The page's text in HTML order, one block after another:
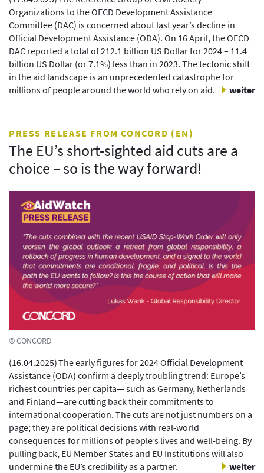
Organizations to the OECD Development Assistance
Committee (DAC) is concerned about last year’s decline in
Official Development Assistance (ODA). On 16 April, the OECD
DAC reported a total of 212.1 billion US Dollar for 2024 – 11.4
billion US Dollar (or 7.1%) less than in 2023. The tectonic shift
in the aid landscape is an unprecedented catastrophe for
millions of people around the world who rely on aid.
weiter
PRESS RELEASE FROM CONCORD (EN)
The EU’s short-sighted aid cuts are a
choice – so is the way forward!
© CONCORD
(16.04.2025)The early figures for 2024 Official Development
Assistance (ODA) confirm a deeply troubling trend: Europe’s
richest countries per capita— such as Germany, Netherlands
and Finland—are cutting back their commitments to
international cooperation. The cuts are not just numbers on a
page; they are political decisions with real-world
consequences for millions of people’s lives and well-being. By
pulling back, EU Member States and EU Institutions will also
undermine the EU’s credibility as a partner.
weiter